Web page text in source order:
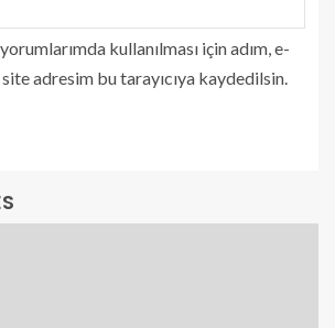
kullanılması için adım, e-
adresim bu tarayıcıya kaydedilsin.